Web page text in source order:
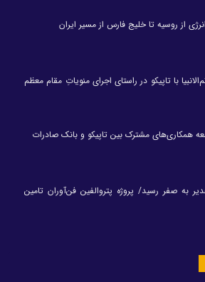
از روسیه تا خلیج فارس از مسیر ایران
با تاپیکو در راستای اجرای منویاتِ مقام معظم
همکاری‌های مشترک بین تاپیکو و بانک صادرات
به صفر رسید/ پروژه پتروالفین فن‌آوران تامین